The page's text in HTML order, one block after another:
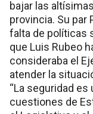
bajar las
provincia. Su par
falta de políticas
que Luis Rubeo
consideraba el
atender la
“La seguridad
cuestiones de